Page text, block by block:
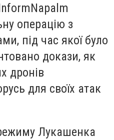
операцію з
під час якої було
докази, як
дронів
для своїх атак
Лукашенка